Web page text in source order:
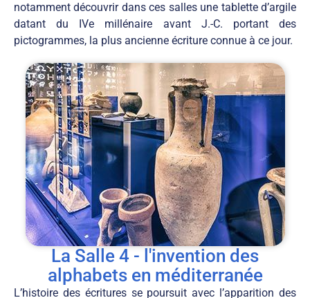
notamment découvrir dans ces salles une tablette d’argile
datant du IVe millénaire avant J.-C. portant des
pictogrammes, la plus ancienne écriture connue à ce jour.
La Salle 4 - l'invention des
alphabets en méditerranée
L’histoire des écritures se poursuit avec l’apparition des